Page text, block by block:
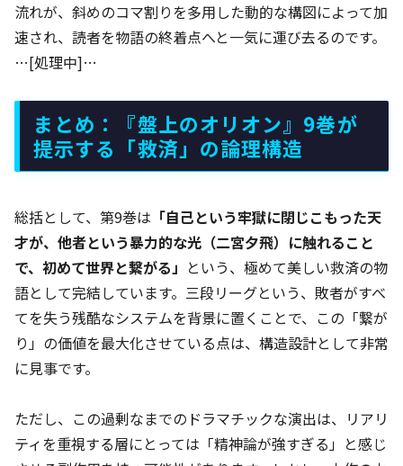
流れが、斜めのコマ割りを多用した動的な構図によって加
速され、読者を物語の終着点へと一気に運び去るのです。
…[処理中]…
まとめ：『盤上のオリオン』9巻が
提示する「救済」の論理構造
総括として、第9巻は 「自己という牢獄に閉じこもった天
才が、他者という暴力的な光（二宮夕飛）に触れること
で、初めて世界と繋がる」 という、極めて美しい救済の物
語として完結しています。三段リーグという、敗者がすべ
てを失う残酷なシステムを背景に置くことで、この「繋が
り」の価値を最大化させている点は、構造設計として非常
に見事です。
ただし、この過剰なまでのドラマチックな演出は、リアリ
ティを重視する層にとっては「精神論が強すぎる」と感じ